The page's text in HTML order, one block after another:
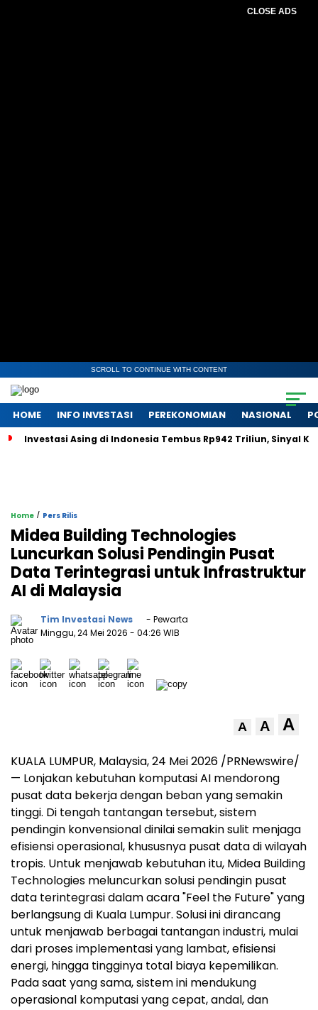
CLOSE ADS
SCROLL TO CONTINUE WITH CONTENT
HOME INFO INVESTASI PEREKONOMIAN NASIONAL
Investasi Asing di Indonesia Tembus Rp942 Triliun, Sinyal
Home / Pers Rilis
Midea Building Technologies
Luncurkan Solusi Pendingin Pusat
Data Terintegrasi untuk Infrastruktur
AI di Malaysia
Tim Investasi News
- Pewarta
Minggu, 24 Mei 2026 - 04:26 WIB
A A A
KUALA LUMPUR, Malaysia, 24 Mei 2026 /PRNewswire/
— Lonjakan kebutuhan komputasi AI mendorong
pusat data bekerja dengan beban yang semakin
tinggi. Di tengah tantangan tersebut, sistem
pendingin konvensional dinilai semakin sulit menjaga
efisiensi operasional, khususnya pusat data di wilayah
tropis. Untuk menjawab kebutuhan itu, Midea Building
Technologies meluncurkan solusi pendingin pusat
data terintegrasi dalam acara "Feel the Future" yang
berlangsung di Kuala Lumpur. Solusi ini dirancang
untuk menjawab berbagai tantangan industri, mulai
dari proses implementasi yang lambat, efisiensi
energi, hingga tingginya total biaya kepemilikan.
Pada saat yang sama, sistem ini mendukung
operasional komputasi yang cepat, andal, dan